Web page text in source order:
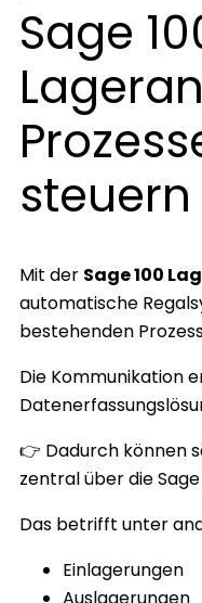
Sage
steuern
Mit der Sage 100
automatische
bestehenden
Die Kommunikation
👉 Dadurch können
zentral über die
Das betrifft unter
Einlagerungen